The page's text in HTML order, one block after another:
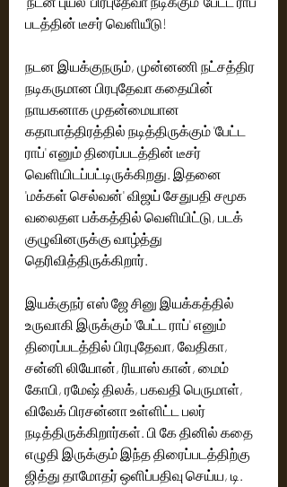
படத்தின் டீசர் வெளியீடு!
நடன இயக்குநரும், முன்னணி நட்சத்திர
நடிகருமான பிரபுதேவா கதையின்
நாயகனாக முதன்மையான
கதாபாத்திரத்தில் நடித்திருக்கும் 'பேட்ட
ராப்' எனும் திரைப்படத்தின் டீசர்
வெளியிடப்பட்டிருக்கிறது. இதனை
'மக்கள் செல்வன்' விஜய் சேதுபதி சமூக
வலைதள பக்கத்தில் வெளியிட்டு, படக்
குழுவினருக்கு வாழ்த்து
தெரிவித்திருக்கிறார்.
இயக்குநர் எஸ் ஜே சினு இயக்கத்தில்
உருவாகி இருக்கும் 'பேட்ட ராப்' எனும்
திரைப்படத்தில் பிரபுதேவா, வேதிகா,
சன்னி லியோன், ரியாஸ் கான், மைம்
கோபி, ரமேஷ் திலக், பகவதி பெருமாள்,
விவேக் பிரசன்னா உள்ளிட்ட பலர்
நடித்திருக்கிறார்கள். பி கே தினில் கதை
எழுதி இருக்கும் இந்த திரைப்படத்திற்கு
ஜித்து தாமோதர் ஒளிப்பதிவு செய்ய, டி.